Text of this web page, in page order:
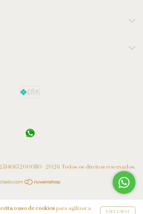
o uso de cookiespara agilizar a
ENTENDI
- 2026. Todos os direitos reservados.